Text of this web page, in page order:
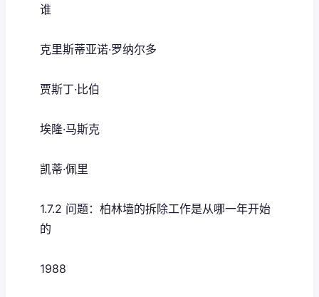
谁
克里斯蒂亚诺·罗纳尔多
贾斯丁·比伯
埃隆·马斯克
凯蒂·佩里
1.7.2 问题：柏林墙的拆除工作是从哪一年开始
的
1988